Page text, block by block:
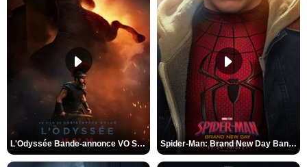
L'Odyssée Bande-annonce VO STFR Spider-Man: Brand New Day Bande-annonce VO STFR